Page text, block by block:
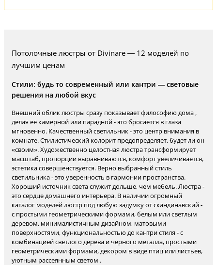
Потолочные люстры от Divinare — 12 моделей по
лучшим ценам
Стили: будь то современный или кантри — световые
решения на любой вкус
Внешний облик люстры сразу показывает философию дома ,
делая ее камерной или парадной - это бросается в глаза
мгновенно. Качественный светильник - это центр внимания в
комнате. Стилистический колорит предопределяет, будет ли он
«своим». Художественно целостная люстра трансформирует
масштаб, пропорции выравниваются, комфорт увеличивается,
эстетика совершенствуется. Верно выбранный стиль
светильника - это уверенность в гармонии пространства.
Хороший источник света служит дольше, чем мебель. Люстра -
это сердце домашнего интерьера. В наличии огромный
каталог моделей люстр под любую задумку от скандинавский -
с простыми геометрическими формами, белым или светлым
деревом, минималистичным дизайном, матовыми
поверхностями, функциональностью до кантри стиля - с
комбинацией светлого дерева и черного металла, простыми
геометрическими формами, декором в виде птиц или листьев,
уютным рассеянным светом .